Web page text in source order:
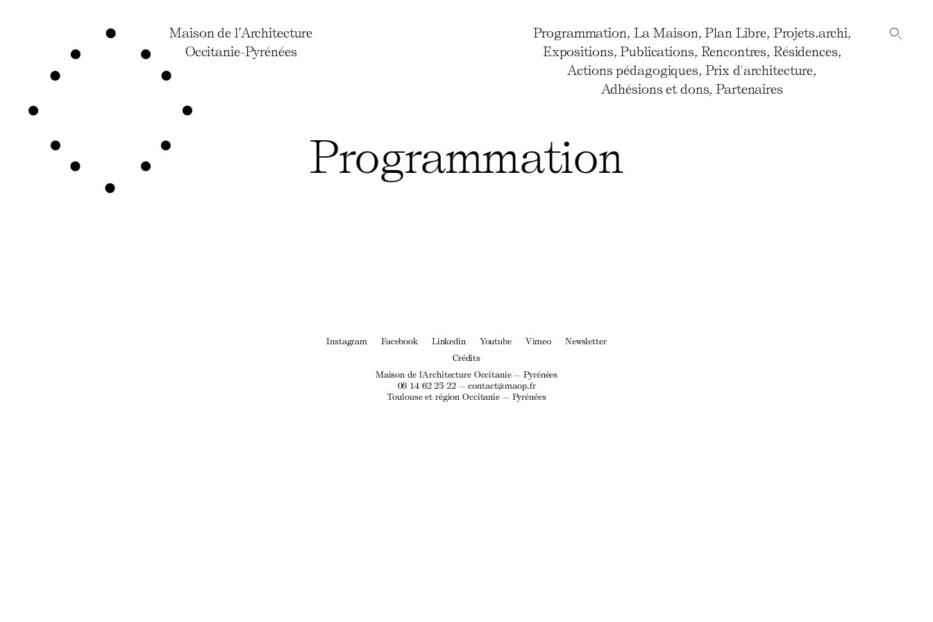
Maison de l’Architecture
Occitanie-Pyrénées
Programmation, La Maison, Plan Libre, Projets.archi,
Expositions, Publications, Rencontres, Résidences,
Actions pédagogiques, Prix d'architecture,
Adhésions et dons, Partenaires
Programmation
Instagram Facebook Linkedin Youtube Vimeo
Newsletter
Crédits
Maison de l'Architecture Occitanie — Pyrénées
06 14 62 25 22 —contact@maop.fr
Toulouse et région Occitanie — Pyrénées